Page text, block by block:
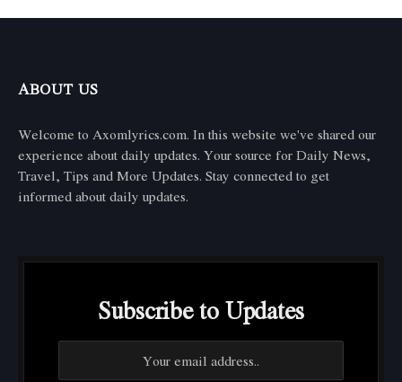
ABOUT US
Welcome to Axomlyrics.com. In this website we've shared our
experience about daily updates. Your source for Daily News,
Travel, Tips and More Updates. Stay connected to get
informed about daily updates.
Subscribe to Updates